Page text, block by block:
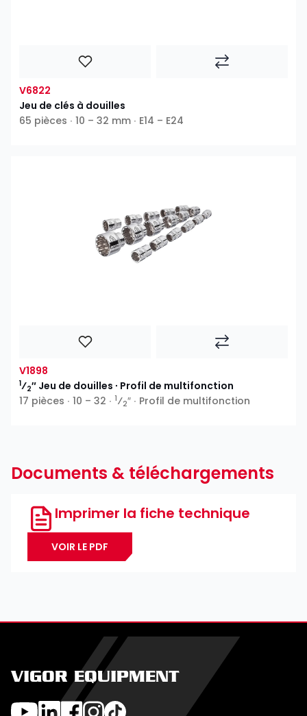
V6822
Jeu de clés à douilles
65 pièces ∙ 10 – 32 mm ∙ E14 – E24
V1898
1⁄2″ Jeu de douilles ∙ Profil de multifonction
17 pièces ∙ 10 – 32 ∙ 1⁄2″ ∙ Profil de multifonction
Documents & téléchargements
Imprimer la fiche technique
VOIR LE PDF
VIGOR EQUIPMENT